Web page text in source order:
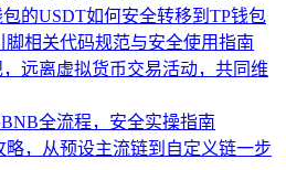
的USDT如何安全转移到TP钱包
脚相关代码规范与安全使用指南
远离虚拟货币交易活动，共同维
全流程，安全实操指南
略，从预设主流链到自定义链一步